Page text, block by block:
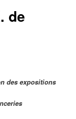
de
des expositions